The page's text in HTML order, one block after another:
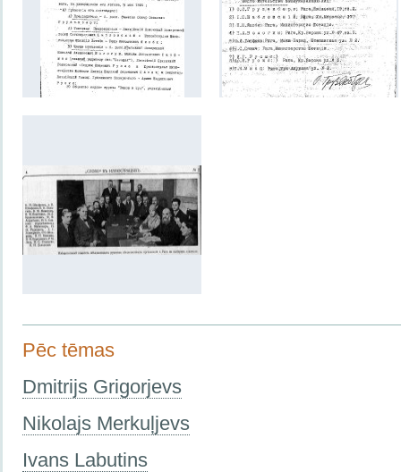
Pēc tēmas
Dmitrijs Grigorjevs
Nikolajs Merkuļjevs
Ivans Labutins